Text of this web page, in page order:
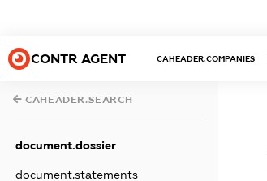
CONTR AGENT CAHEADER.COMPANIES
CAHEADER.SEARCH
document.dossier
document.statements